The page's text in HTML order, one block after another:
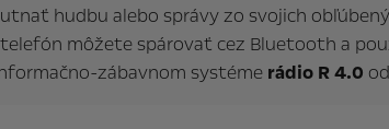
hudbu alebo správy zo svojich
môžete spárovať cez Bluetooth a
zábavnom systémerádio R 4.0